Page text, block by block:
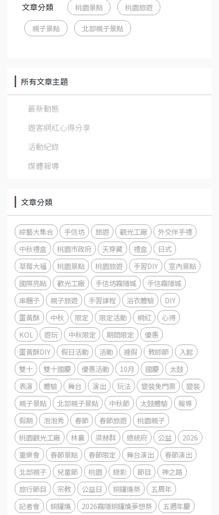
文章分類 桃園景點 桃園旅遊
親子景點 北部親子景點
所有文章主題
最新動態
遊客網紅心得分享
活動紀錄
媒體報導
文章分類
綜藝大集合 手信坊 旅遊 觀光工廠
外交伴手禮
中秋禮盒
桃園市政府 天穿藏 禮盒
日式
草莓大福
桃園景點 桃園旅遊 手習DIY
室內景點
國際亮點
歡光工廠 手信坊霧隱城
手信霧隱城
串糰子
親子旅遊 手習課程 浴衣體驗
DIY
蛋黃酥
中秋 限定 限定活動 網紅
心得
KOL
遊玩 中秋限定 期間限定
優惠
蛋黃酥DIY
假日活動 活動 連假 教師節
入館
雙十
雙十國慶 優惠活動 10月 國慶
太鼓
表演
體驗 舞台 演出 玩法 變裝免門票
變裝
親子景點
北部親子景點 中秋節 太鼓體驗
報導
假期
泡泡秀 春節 春節旅遊
桃園親子
桃園觀光工廠
林襄 梁赫群 總統府 公益
2026
童樂會
春節景點 春節限定 舞台演出
春節演出
北部親子
兒童節 桃園 錄影 節目
神之路
旅行節目
宗教 公益日 銅鑼燒祭
五周年
記者會
銅鑼燒 2026霧隱銅鑼燒夢想祭
五週年慶